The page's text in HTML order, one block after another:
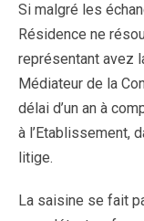
Si malgré les
Résidence ne
représentant avez
Médiateur de la
délai d’un an à
à l’Etablissement,
litige.
La saisine se fait